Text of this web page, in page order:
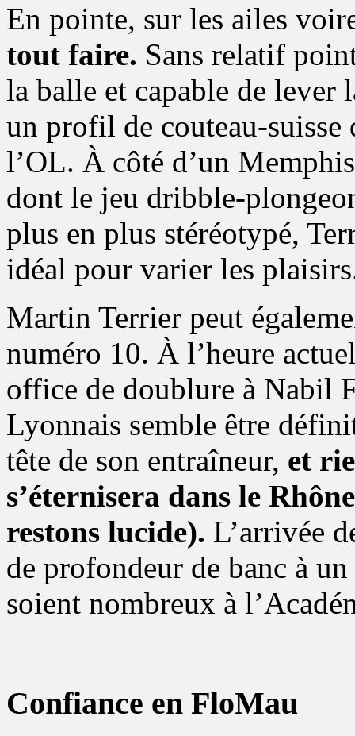
En pointe, sur les ailes
tout faire. Sans relatif
la balle et capable de lever
un profil de couteau-
l’OL. À côté d’un
dont le jeu dribble-
plus en plus stéréotypé,
idéal pour varier les
Martin Terrier peut
numéro 10. À l’heure
office de doublure à Nabil
Lyonnais semble être
tête de son entraîneur, et
s’éternisera dans le
restons lucide). L’arrivée
de profondeur de banc à
soient nombreux à
Confiance en FloMau